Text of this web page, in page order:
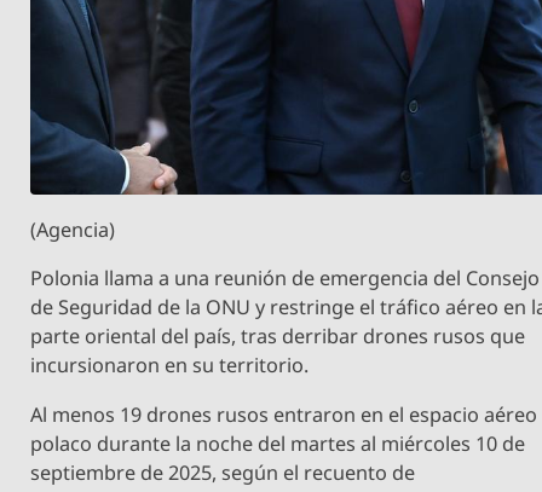
(Agencia)
Polonia​​​​​​​ llama a una reunión de emergencia del Consejo
de Seguridad de la ONU y restringe el tráfico aéreo en
parte oriental del país, tras derribar drones rusos que
incursionaron en su territorio.
Al menos 19 drones rusos entraron en el espacio aéreo
polaco durante la noche del martes al miércoles 10 de
septiembre de 2025, según el recuento de